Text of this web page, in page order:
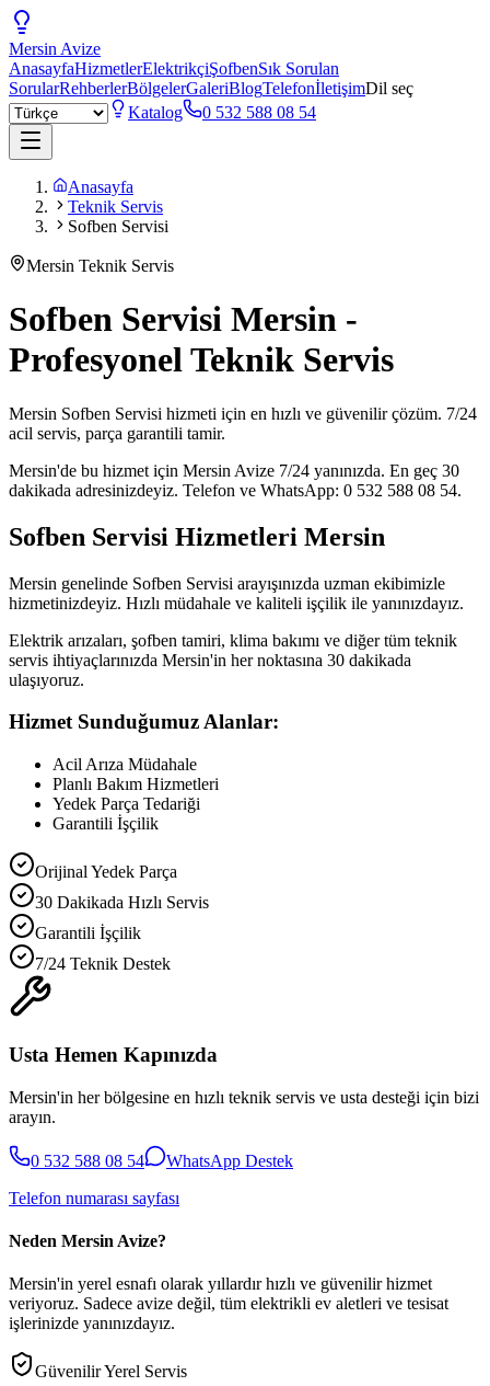
Mersin Avize
AnasayfaHizmetlerElektrikçiŞofbenSık Sorulan
SorularRehberlerBölgelerGaleriBlogTelefonİletişimDil seç
Katalog
0 532 588 08 54
Anasayfa
Teknik Servis
Sofben Servisi
Mersin Teknik Servis
Sofben Servisi Mersin -
Profesyonel Teknik Servis
Mersin Sofben Servisi hizmeti için en hızlı ve güvenilir çözüm. 7/24
acil servis, parça garantili tamir.
Mersin'de bu hizmet için Mersin Avize 7/24 yanınızda. En geç 30
dakikada adresinizdeyiz. Telefon ve WhatsApp: 0 532 588 08 54.
Sofben Servisi Hizmetleri Mersin
Mersin genelinde Sofben Servisi arayışınızda uzman ekibimizle
hizmetinizdeyiz. Hızlı müdahale ve kaliteli işçilik ile yanınızdayız.
Elektrik arızaları, şofben tamiri, klima bakımı ve diğer tüm teknik
servis ihtiyaçlarınızda Mersin'in her noktasına 30 dakikada
ulaşıyoruz.
Hizmet Sunduğumuz Alanlar:
Acil Arıza Müdahale
Planlı Bakım Hizmetleri
Yedek Parça Tedariği
Garantili İşçilik
Orijinal Yedek Parça
30 Dakikada Hızlı Servis
Garantili İşçilik
7/24 Teknik Destek
Usta Hemen Kapınızda
Mersin'in her bölgesine en hızlı teknik servis ve usta desteği için bizi
arayın.
0 532 588 08 54
WhatsApp Destek
Telefon numarası sayfası
Neden Mersin Avize?
Mersin'in yerel esnafı olarak yıllardır hızlı ve güvenilir hizmet
veriyoruz. Sadece avize değil, tüm elektrikli ev aletleri ve tesisat
işlerinizde yanınızdayız.
Güvenilir Yerel Servis